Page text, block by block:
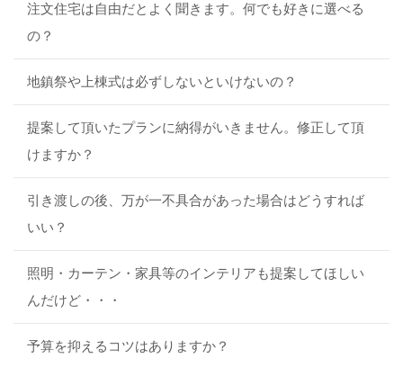
注文住宅は自由だとよく聞きます。何でも好きに選べる
の？
地鎮祭や上棟式は必ずしないといけないの？
提案して頂いたプランに納得がいきません。修正して頂
けますか？
引き渡しの後、万が一不具合があった場合はどうすれば
いい？
照明・カーテン・家具等のインテリアも提案してほしい
んだけど・・・
予算を抑えるコツはありますか？